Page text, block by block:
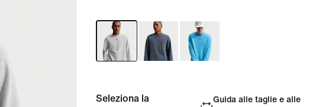
Seleziona la
Guida alle taglie e alle